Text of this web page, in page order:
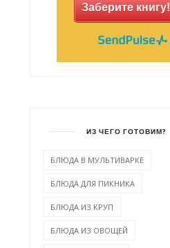
Заберите книгу!
ИЗ ЧЕГО ГОТОВИМ?
БЛЮДА В МУЛЬТИВАРКЕ
БЛЮДА ДЛЯ ПИКНИКА
БЛЮДА ИЗ КРУП
БЛЮДА ИЗ ОВОЩЕЙ